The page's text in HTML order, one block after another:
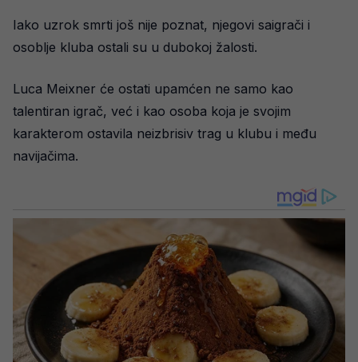
Iako uzrok smrti još nije poznat, njegovi saigrači i
osoblje kluba ostali su u dubokoj žalosti.
Luca Meixner će ostati upamćen ne samo kao
talentiran igrač, već i kao osoba koja je svojim
karakterom ostavila neizbrisiv trag u klubu i među
navijačima.